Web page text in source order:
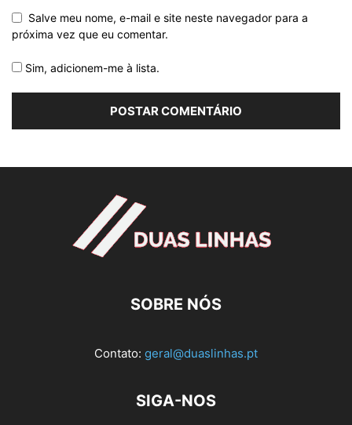
Salve meu nome, e-mail e site neste navegador para a
próxima vez que eu comentar.
Sim, adicionem-me à lista.
SOBRE NÓS
Contato: geral@duaslinhas.pt
SIGA-NOS